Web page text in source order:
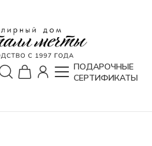
ПОДАРОЧНЫЕ
СЕРТИФИКАТЫ